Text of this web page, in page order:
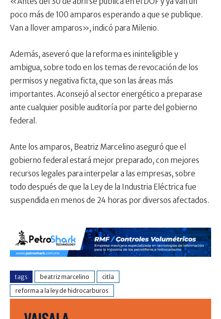
poco más de 100 amparos esperando a que se publique.
Van a llover amparos», indicó para Milenio.
Además, aseveró que la reforma es ininteligible y
ambigua, sobre todo en los temas de revocación de los
permisos y negativa ficta, que son las áreas más
importantes. Aconsejó al sector energético a preparase
ante cualquier posible auditoría por parte del gobierno
federal.
Ante los amparos, Beatriz Marcelino aseguró que el
gobierno federal estará mejor preparado, con mejores
recursos legales para interpelar a las empresas, sobre
todo después de que la Ley de la Industria Eléctrica fue
suspendida en menos de 24 horas por diversos afectados.
tags beatriz marcelino
citla
reforma a la ley de hidrocarburos